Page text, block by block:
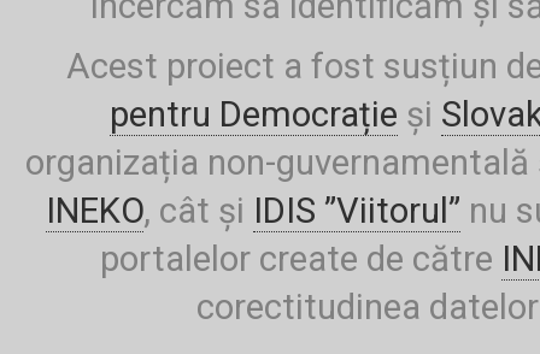
Acest proiect a fost susțiun
pentru Democrație și
organizația non-
INEKO, cât și IDIS ”Viitorul” nu
portalelor create de către
corectitudinea